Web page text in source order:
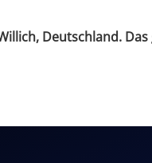
Deutschland.